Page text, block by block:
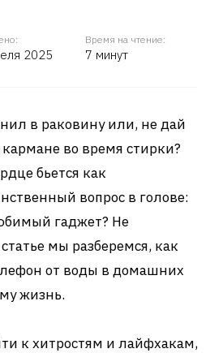
2025
Время на чтение:
7 минут
в раковину или, не дай
во время стирки?
бьется как
вопрос в голове:
гаджет? Не
мы разберемся, как
от воды в домашних
жизнь.
к хитростям и лайфхакам,